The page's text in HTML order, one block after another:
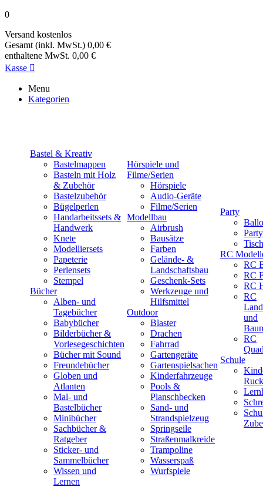
0
Versand kostenlos
Gesamt (inkl. MwSt.) 0,00 €
enthaltene MwSt. 0,00 €
Kasse 
Menu
Kategorien
Bastel & Kreativ
Bastelmappen
Basteln mit Holz
& Zubehör
Bastelzubehör
Bügelperlen
Handarbeitssets &
Handwerk
Knete
Modelliersets
Papeterie
Perlensets
Stempel
Bücher
Alben- und
Tagebücher
Babybücher
Bilderbücher &
Vorlesegeschichten
Bücher mit Sound
Freundebücher
Globen und
Atlanten
Mal- und
Bastelbücher
Minibücher
Sachbücher &
Ratgeber
Sticker- und
Sammelbücher
Wissen und
Lernen
Hörspiele und
Filme/Serien
Hörspiele
Audio-Geräte
Filme/Serien
Modellbau
Airbrush
Bausätze
Farben
Gelände- &
Landschaftsbau
Geschenk-Sets
Werkzeuge und
Hilfsmittel
Outdoor
Blaster
Drachen
Fahrrad
Gartengeräte
Gartenspielsachen
Kinderfahrzeuge
Pools &
Planschbecken
Sand- und
Strandspielzeug
Springseile
Straßenmalkreide
Trampoline
Wasserspaß
Wurfspiele
Party
RC
RC
RC
RC
RC
und
RC
Schule